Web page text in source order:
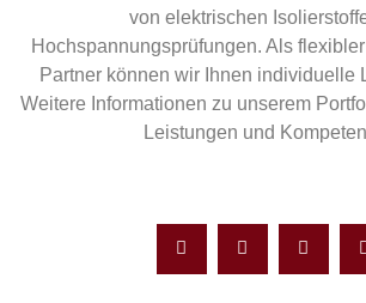
von elektrischen
Hochspannungsprüfungen. Als
Partner können wir Ihnen individuelle
Weitere Informationen zu unserem
Leistungen und